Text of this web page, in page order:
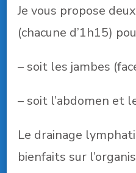
Je vous propose
(chacune d’1h15)
– soit les jambes
– soit l’abdomen et
Le drainage
bienfaits sur